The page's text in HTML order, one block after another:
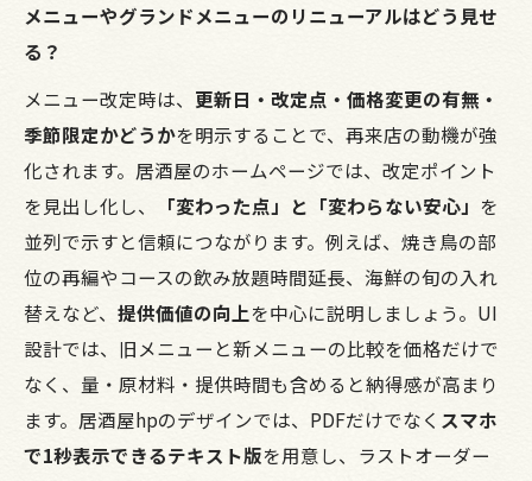
メニューやグランドメニューのリニューアルはどう見せ
る？
メニュー改定時は、 更新日・改定点・価格変更の有無・
季節限定かどうかを明示することで、再来店の動機が強
化されます。居酒屋のホームページでは、改定ポイント
を見出し化し、
「変わった点」と「変わらない安心」 を
並列で示すと信頼につながります。例えば、焼き鳥の部
位の再編やコースの飲み放題時間延長、海鮮の旬の入れ
替えなど、 提供価値の向上を中心に説明しましょう。UI
設計では、旧メニューと新メニューの比較を価格だけで
なく、量・原材料・提供時間も含めると納得感が高まり
ます。居酒屋hpのデザインでは、PDFだけでなく スマホ
で1秒表示できるテキスト版を用意し、ラストオーダー